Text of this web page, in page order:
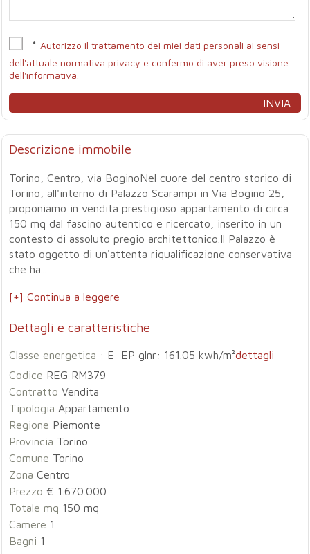
*Autorizzo il trattamento dei miei dati personali ai sensi
dell'attuale normativa privacy e confermo di aver preso visione
dell'informativa.
Descrizione immobile
Torino, Centro, via BoginoNel cuore del centro storico di
Torino, all'interno di Palazzo Scarampi in Via Bogino 25,
proponiamo in vendita prestigioso appartamento di circa
150 mq dal fascino autentico e ricercato, inserito in un
contesto di assoluto pregio architettonico.Il Palazzo è
stato oggetto di un'attenta riqualificazione conservativa
che ha...
[+] Continua a leggere
Dettagli e caratteristiche
Classe energetica : E EP glnr: 161.05 kwh/m²dettagli
Codice REG RM379
Contratto Vendita
Tipologia Appartamento
Regione Piemonte
Provincia Torino
Comune Torino
Zona Centro
Prezzo € 1.670.000
Totale mq 150 mq
Camere 1
Bagni 1